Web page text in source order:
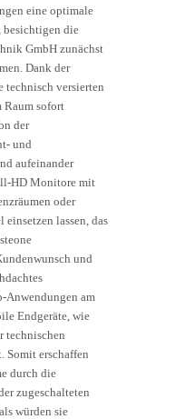
eine optimale
besichtigen die
GmbH zunächst
Dank der
technisch versierten
Raum sofort
der
und
aufeinander
HD Monitore mit
oder
lassen, das
und
Anwendungen am
Endgeräte, wie
technischen
Somit erschaffen
durch die
zugeschalteten
würden sie